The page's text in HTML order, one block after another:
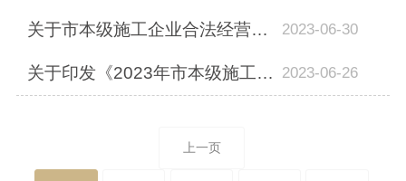
关于市本级施工企业合法经营情况“双随机、一公开”联合抽查随机匹配表 2023-06-30
关于印发《2023年市本级施工企业合法经营情况“双随机、一公开”联合抽查实施方案... 2023-06-26
上一页